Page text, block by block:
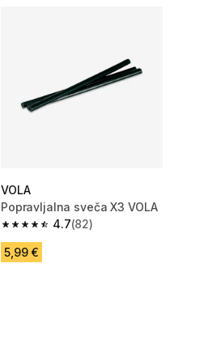
VOLA
Popravljalna sveča X3 VOLA
4.7
4.7 od 5 zvezdic from 82 ocene
(82)
5,99 €